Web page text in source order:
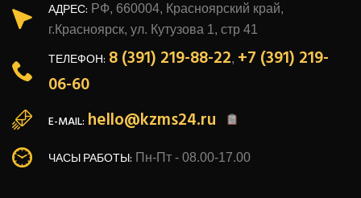
АДРЕС: РФ, 660004, Красноярский край,
г.Красноярск, ул. Кутузова 1, стр 41
ТЕЛЕФОН: 8 (391) 219-88-22, +7 (391) 219-
06-60
E-MAIL: hello@kzms24.ru
ЧАСЫ РАБОТЫ: Пн-Пт - 08.00-17.00